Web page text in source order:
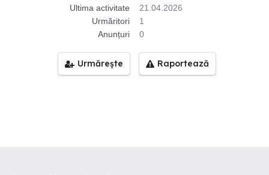
Ultima activitate
21.04.2026
Urmăritori
1
Anunțuri
0
Urmărește Raportează